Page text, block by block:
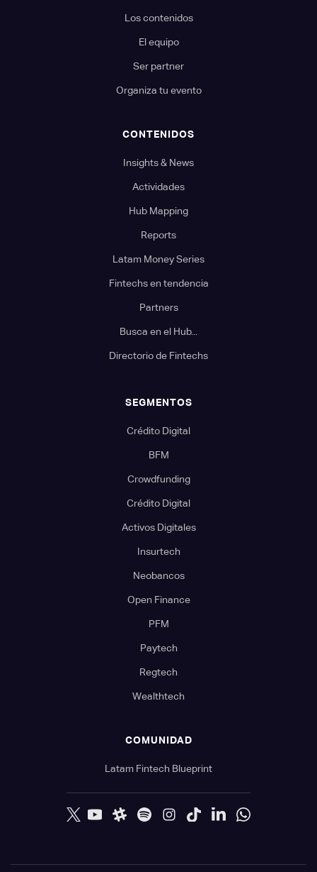
Los contenidos
El equipo
Ser partner
Organiza tu evento
CONTENIDOS
Insights & News
Actividades
Hub Mapping
Reports
Latam Money Series
Fintechs en tendencia
Partners
Busca en el Hub...
Directorio de Fintechs
SEGMENTOS
Crédito Digital
BFM
Crowdfunding
Crédito Digital
Activos Digitales
Insurtech
Neobancos
Open Finance
PFM
Paytech
Regtech
Wealthtech
COMUNIDAD
Latam Fintech Blueprint